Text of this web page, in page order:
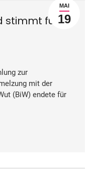
MAI
19
stimmt für
zur
mit der
(BiW) endete für